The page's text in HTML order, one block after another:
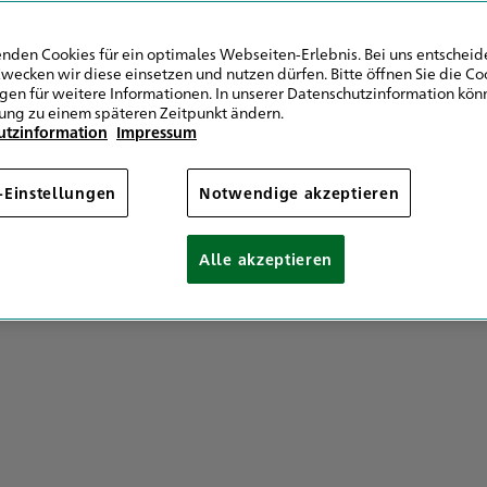
ist der Zusammenschluss von Vermittlern zum
den Verischerungsschutz gerne für Sie da. Die
Cookies für ein optimales Webseiten-Erlebnis. Bei uns
wir diese einsetzen und nutzen dürfen. Bitte öffnen Sie die
für weitere Informationen. In unserer Datenschutzinformation
zu einem späteren Zeitpunkt ändern.
Impressum
Einstellungen Notwendige akzeptieren
Alle akzeptieren